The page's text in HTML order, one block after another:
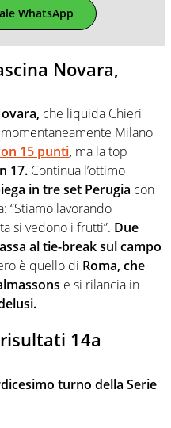
WhatsApp
Novara,
che liquida Chieri
Milano
15 punti, ma la top
17. Continua l’ottimo
in tre set Perugia con
“Stiamo lavorando
si vedono i frutti”. Due
al tie-break sul campo
è quello di Roma, che
e si rilancia in
14a
turno della Serie